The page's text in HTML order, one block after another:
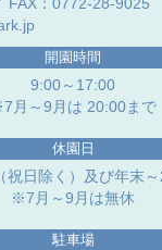
開園時間
9:00～17:00
月～9月は 20:00まで
休園日
祝日除く）及び年末
※7月～9月は無休
駐車場